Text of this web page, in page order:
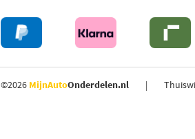
©2026 MijnAutoOnderdelen.nl